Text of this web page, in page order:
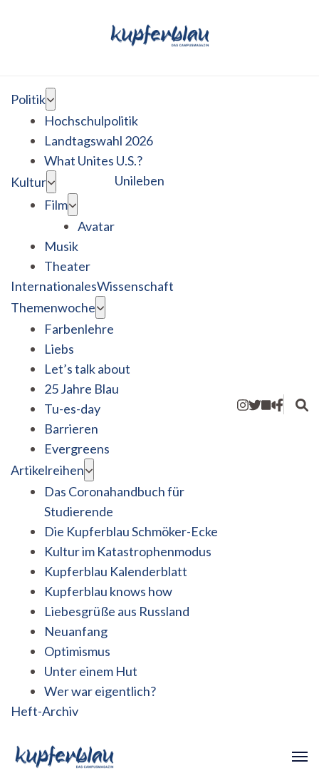
Politik
Hochschulpolitik
Landtagswahl 2026
What Unites U.S.?
Kultur
Film
Avatar
Musik
Theater
Unileben
InternationalesWissenschaft
Themenwoche
Farbenlehre
Liebs
Let’s talk about
25 Jahre Blau
Tu-es-day
Barrieren
Evergreens
Artikelreihen
Das Coronahandbuch für
Studierende
Die Kupferblau Schmöker-Ecke
Kultur im Katastrophenmodus
Kupferblau Kalenderblatt
Kupferblau knows how
Liebesgrüße aus Russland
Neuanfang
Optimismus
Unter einem Hut
Wer war eigentlich?
Heft-Archiv